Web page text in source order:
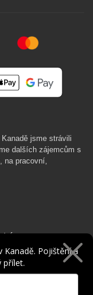
jsme strávili
dalších zájemcům s
na pracovní,
Kanadě. Pojištění a
přílet.